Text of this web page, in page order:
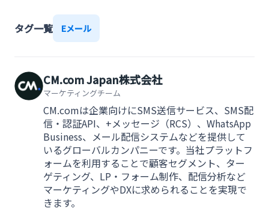
タグ一覧 Eメール
CM.com Japan株式会社
マーケティングチーム
CM.comは企業向けにSMS送信サービス、SMS配
信・認証API、+メッセージ（RCS）、WhatsApp
Business、メール配信システムなどを提供して
いるグローバルカンパニーです。当社プラットフ
ォームを利用することで顧客セグメント、ター
ゲティング、LP・フォーム制作、配信分析など
マーケティングやDXに求められることを実現で
きます。